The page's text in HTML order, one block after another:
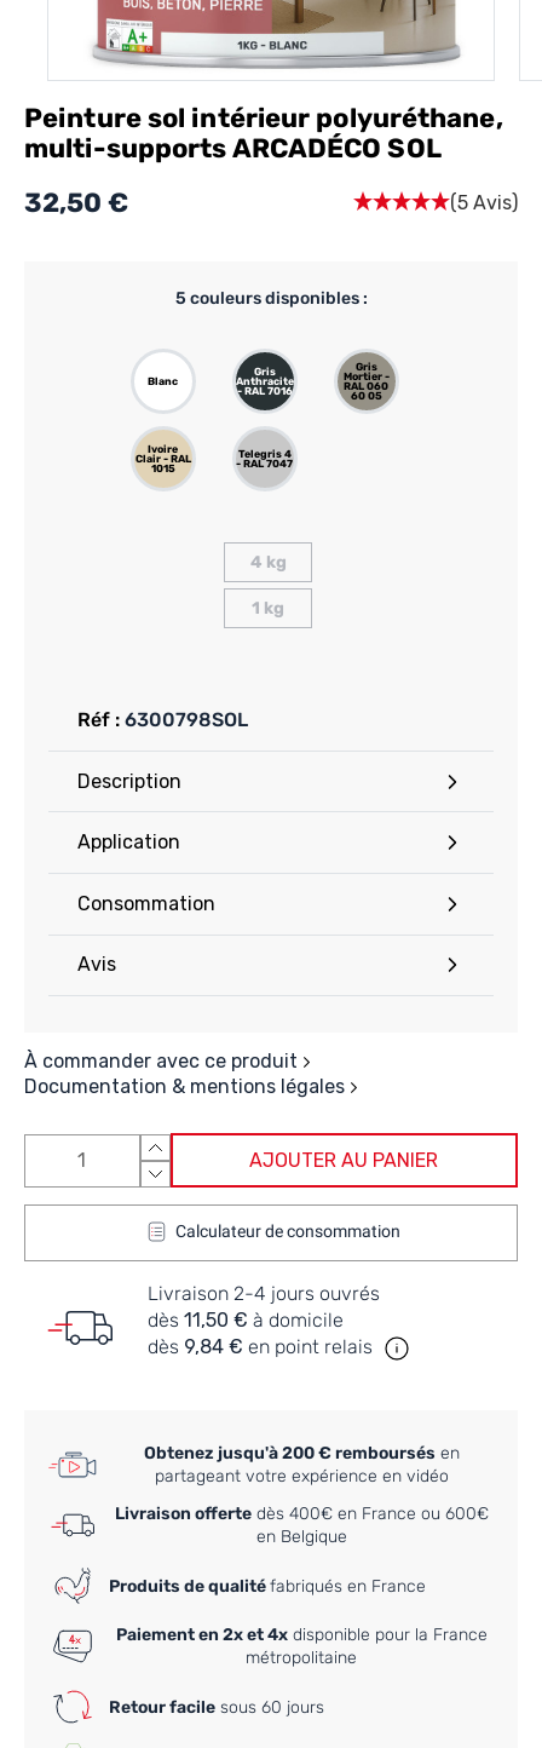
Peinture sol intérieur polyuréthane,
multi-supports ARCADÉCO SOL
32,50 €
(5 Avis)
Réf : 6300798SOL
Description
Application
Consommation
Avis
À commander avec ce produit
Documentation & mentions légales
4 kg
1 kg
5 couleurs disponibles :
Blanc
Gris
Anthracite
- RAL 7016
Gris
Mortier -
RAL 060
60 05
Ivoire
Clair - RAL
1015
Telegris 4
- RAL 7047
AJOUTER AU PANIER
Calculateur de consommation
Livraison 2-4 jours ouvrés
dès 11,50 € à domicile
dès 9,84 € en point relais
Obtenez jusqu'à 200 € remboursés en
partageant votre expérience en vidéo
Livraison offertedès 400€ en France ou 600€
en Belgique
Produits de qualitéfabriqués en France
Paiement en 2x et 4xdisponible pour la France
métropolitaine
Retour facile sous 60 jours